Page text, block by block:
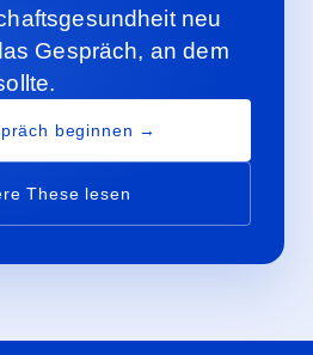
neu
Gespräch, an dem
beginnen →
These lesen